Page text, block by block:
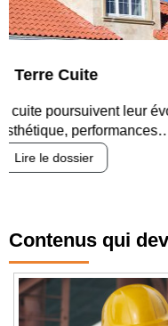
Entre circulation,
Contenus qui